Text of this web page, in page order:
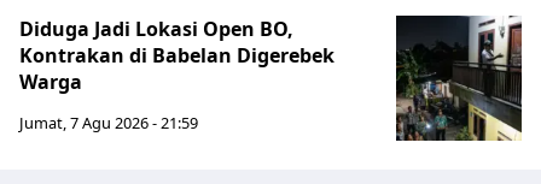
Diduga Jadi Lokasi Open BO,
Kontrakan di Babelan Digerebek
Warga
Jumat, 7 Agu 2026 - 21:59